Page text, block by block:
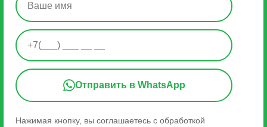
Отправить в WhatsApp
Нажимая кнопку, вы соглашаетесь с обработкой